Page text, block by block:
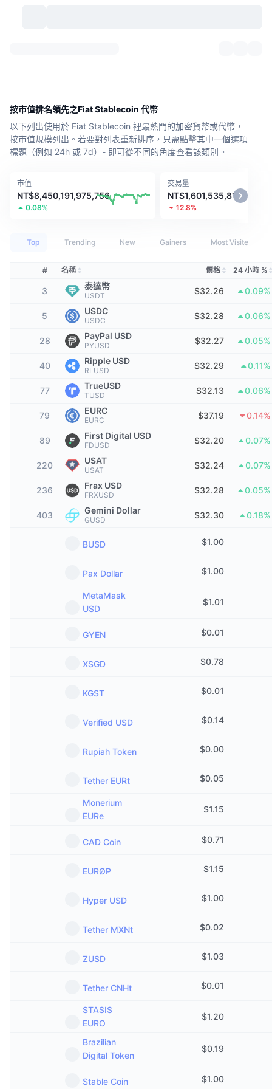
類別
歷史記錄
實體世界資產
熱門
即將推出
近期新增
贏家與輸家
最多造訪
社群情緒
區塊鏈排行榜
NFT 整體統計數字
市場綜覽
現貨市場
加密貨幣數量
BNB金庫
交易所流入/流出
恐懼與貪婪指數
山寨幣季節指數
市場循環指標
比特幣市佔率
CoinMarketCap 20 指數
CoinMarketCap 100 指數
以太幣 ETF
信號 New
熱門
迷因探索工具
頂級交易者
交易所
集中式交易所
現貨
現貨
衍生品
社群
直播
文章
API
加密貨幣 API
定價
資源
文檔
常見問題解答
CMC代理中心
電子報
CMC Launch
CMC Labs
CMC Max
頭條新聞
Telegram 機器人
廣告
ICO 行事曆
活動行事曆
按市值排名領先之Fiat Stablecoin 代幣
以下列出使用於 Fiat Stablecoin 裡最熱門的加密貨幣或代幣，
按市值規模列出。若要對列表重新排序，只需點擊其中一個選項
標題（例如 24h 或 7d）- 即可從不同的角度查看該類別。
市值
NT$8,450,191,975,756
0.08%
交易量
NT$1,601,535,816,850
12.8%
Top Trending New Gainers Most Visited
# 名稱 價格 24 小時 %
3 泰達幣
USDT $32.26 0.09%
5 USDC
USDC $32.28 0.06%
28 PayPal USD
PYUSD $32.27 0.05%
40 Ripple USD
RLUSD $32.29 0.11%
77 TrueUSD
TUSD $32.13 0.06%
79 EURC
EURC $37.19 0.14%
89 First Digital USD
FDUSD $32.20 0.07%
220 USAT
USAT $32.24 0.07%
236 Frax USD
FRXUSD $32.28 0.05%
403 Gemini Dollar
GUSD $32.30 0.18%
BUSD $1.00
Pax Dollar $1.00
MetaMask
USD
$1.01
GYEN $0.01
XSGD $0.78
KGST $0.01
Verified USD $0.14
Rupiah Token $0.00
Tether EURt $0.05
Monerium
EURe
$1.15
CAD Coin $0.71
EURØP $1.15
Hyper USD $1.00
Tether MXNt $0.02
ZUSD $1.03
Tether CNHt $0.01
STASIS
EURO
$1.20
Brazilian
Digital Token
$0.19
Stable Coin $1.00